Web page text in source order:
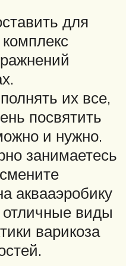
для
их все,
посвятить
и нужно.
занимаетесь
аквааэробику
виды
варикоза